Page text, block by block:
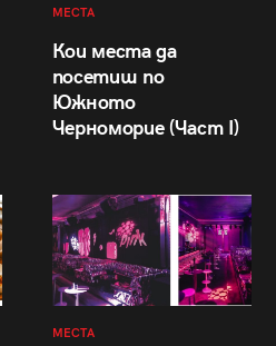
МЕСТА
Кои места да
посетиш по
Южното
Черноморие (Част I)
МЕСТА